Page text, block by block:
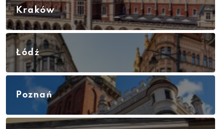
Kraków
Łódź
Poznań